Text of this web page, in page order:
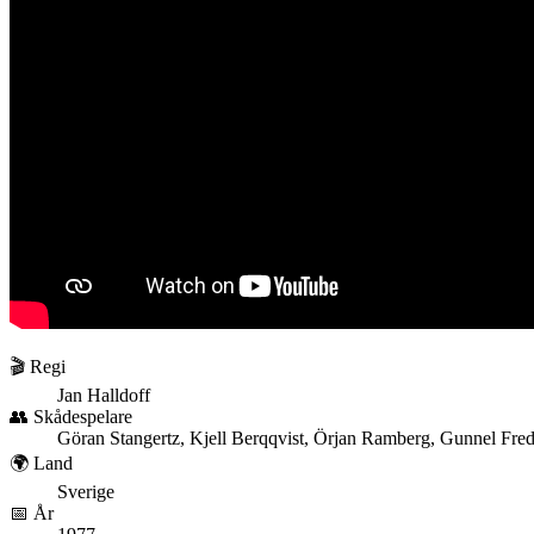
🎬 Regi
Jan Halldoff
👥 Skådespelare
Göran Stangertz, Kjell Berqqvist, Örjan Ramberg, Gunnel Fred
🌍 Land
Sverige
📅 År